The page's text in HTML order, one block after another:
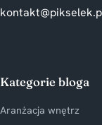
Kategorie bloga
Aranżacja wnętrz